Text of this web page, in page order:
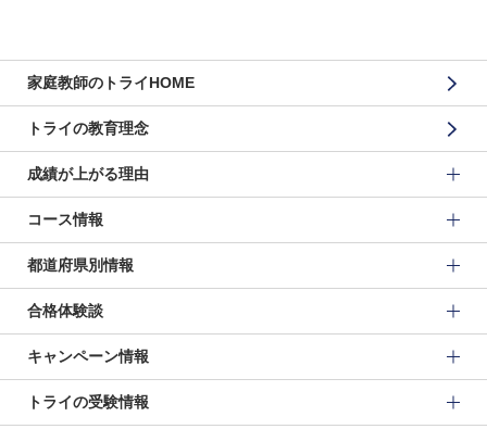
家庭教師のトライHOME
トライの教育理念
成績が上がる理由
コース情報
都道府県別情報
合格体験談
キャンペーン情報
トライの受験情報